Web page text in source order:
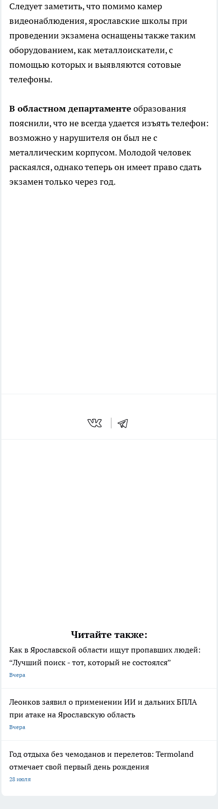
Следует заметить, что помимо камер
видеонаблюдения, ярославские школы при
проведении экзамена оснащены также таким
оборудованием, как металлоискатели, с
помощью которых и выявляются сотовые
телефоны.
В областном департаменте образования
пояснили, что не всегда удается изъять телефон:
возможно у нарушителя он был не с
металлическим корпусом. Молодой человек
раскаялся, однако теперь он имеет право сдать
экзамен только через год.
Читайте также:
Как в Ярославской области ищут пропавших людей:
“Лучший поиск - тот, который не состоялся”
Вчера
Леонков заявил о применении ИИ и дальних БПЛА
при атаке на Ярославскую область
Вчера
Год отдыха без чемоданов и перелетов: Termoland
отмечает свой первый день рождения
28 июля